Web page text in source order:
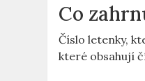
Co
Číslo⁣ letenky,
které obsahují